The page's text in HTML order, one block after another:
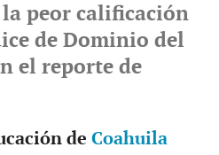
peor calificación
de Dominio del
el reporte de
de Coahuila